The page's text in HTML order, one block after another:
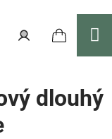
Nákupní
košík
dlouhý